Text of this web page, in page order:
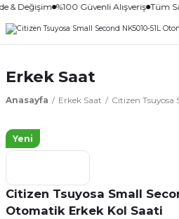
& Değişim %100 Güvenli Alışveriş Tüm
Erkek Saat
Anasayfa Erkek Saat Citizen Tsuyosa
Yeni
Citizen Tsuyosa Small
Otomatik Erkek Kol Saati